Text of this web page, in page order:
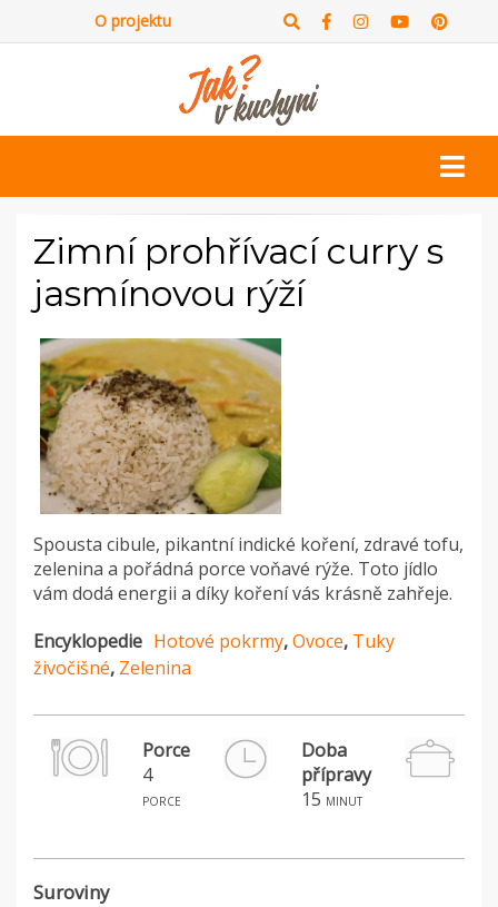
O projektu
Zimní prohřívací curry s
jasmínovou rýží
Spousta cibule, pikantní indické koření, zdravé tofu,
zelenina a pořádná porce voňavé rýže. Toto jídlo
vám dodá energii a díky koření vás krásně zahřeje.
Encyklopedie Hotové pokrmy,Ovoce, Tuky
živočišné, Zelenina
Porce
4
porce
Doba
přípravy
15 minut
Suroviny